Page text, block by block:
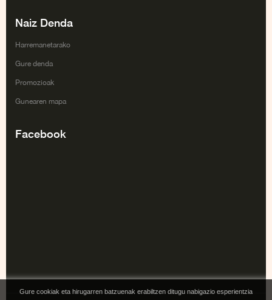
Naiz Denda
Harremanetarako
Gure denda
Promozioak
Gunearen mapa
Facebook
Gure cookiak eta hirugarren batzuenak erabiltzen ditugu nabigazio esperientzia